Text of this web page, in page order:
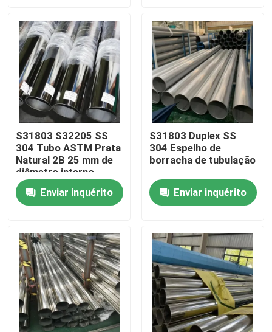
Vídeos
Sobre nós
Excursão da fábrica
Controle da qualidade
Notícia
Casos
tubulação sem emenda dos ss
S31803 S32205 SS
304 Tubo ASTM Prata
Natural 2B 25 mm de
diâmetro interno
Soldado
Enviar inquérito
S31803 Duplex SS
304 Espelho de
borracha de tubulação
Enviar inquérito